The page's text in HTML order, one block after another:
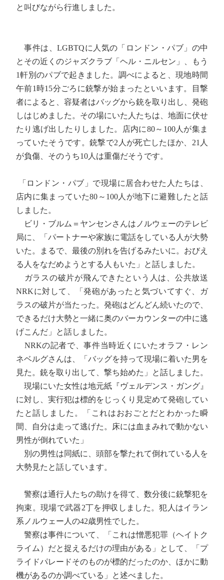
と叫びながら行進しました。
事件は、LGBTQに人気の「ロンドン・パブ」の中
とその近くのジャズクラブ「ヘル・ニルセン」、もう
1軒別のパブで起きました。調べによると、現地時間
午前1時15分ごろに銃撃が始まったといいます。目撃
者によると、容疑者はバッグから銃を取り出し、発砲
しはじめました。その場にいた人たちは、地面に伏せ
たり逃げ出したりしました。店内に80～100人が集ま
っていたそうです。銃撃で2人が死亡したほか、21人
が負傷、そのうち10人は重傷だそうです。
「ロンドン・パブ」で現場に居合わせた人たちは、
店内に集まっていた80～100人が地下に避難したと話
しました。
ビリ・ブルム＝ヤンセンさんはノルウェーのテレビ
局に、「パートナーや家族に電話をしている人が大勢
いた。まるで、最後の別れを告げるみたいに。おびえ
る人をなだめようとする人もいた」と話しました。
ガラスの破片が飛んできたという人は、公共放送
NRKに対して、「発砲があったと気づいてすぐ、ガ
ラスの破片が当たった。発砲はどんどん続いたので、
できるだけ大勢と一緒に奥のバーカウンターの中に逃
げこんだ」と話しました。
NRKの記者で、事件当時近くにいたオラフ・レン
ネベルグさんは、「バッグを持って現場に着いた男を
見た。銃を取り出して、撃ち始めた」と話しました。
現場にいた女性は地元紙『ヴェルデンス・ガング』
に対し、実行犯は標的をじっくり見定めて発砲してい
たと話しました。「これはおおごとだとわかった瞬
間、自分は走って逃げた。床には血まみれで動かない
男性が倒れていた」
別の男性は同紙に、頭部を撃たれて倒れている人を
大勢見たと話しています。
警察は通行人たちの助けを得て、数分後に銃撃犯を
拘束。現場で武器2丁を押収しました。犯人はイラン
系ノルウェー人の42歳男性でした。
警察は事件について、「これは憎悪犯罪（ヘイトク
ライム）だと捉えるだけの理由がある」として、「プ
ライドパレードそのものが標的だったのか、ほかに動
機があるのか調べている」と述べました。